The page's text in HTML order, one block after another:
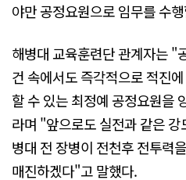
야만 공정요원으로 임무를 수
해병대 교육훈련단 관계자는 "
건 속에서도 즉각적으로 적진
할 수 있는 최정예 공정요원을
라며 "앞으로도 실전과 같은
병대 전 장병이 전천후 전투력
매진하겠다"고 말했다.